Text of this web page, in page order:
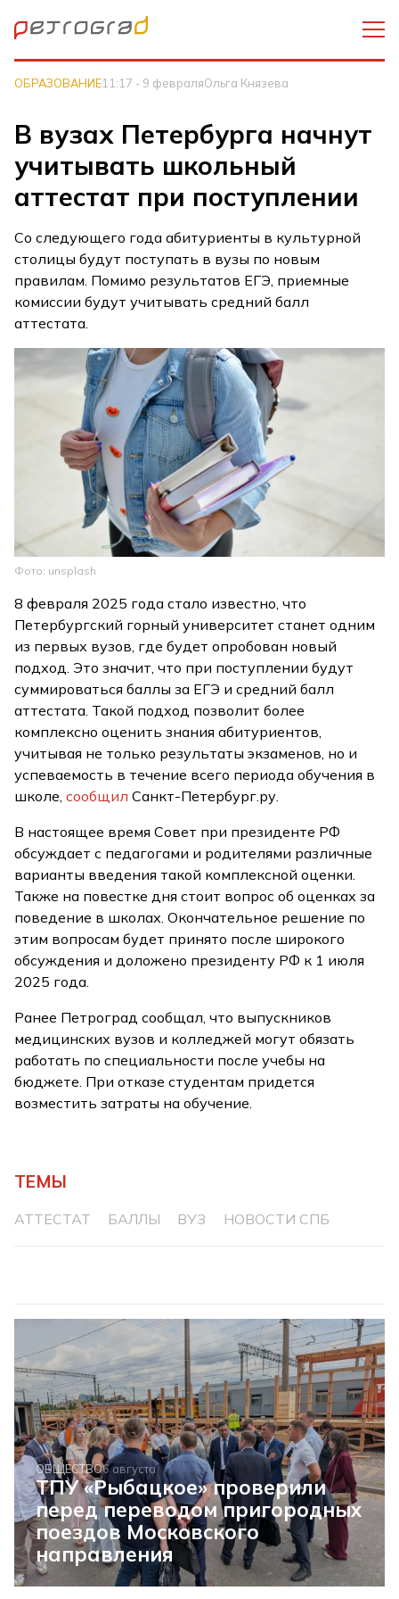
ОБРАЗОВАНИЕ11:17 - 9 февраляОльга Князева
В вузах Петербурга начнут
учитывать школьный
аттестат при поступлении
Со следующего года абитуриенты в культурной
столицы будут поступать в вузы по новым
правилам. Помимо результатов ЕГЭ, приемные
комиссии будут учитывать средний балл
аттестата.
Фото: unsplash
8 февраля 2025 года стало известно, что
Петербургский горный университет станет одним
из первых вузов, где будет опробован новый
подход. Это значит, что при поступлении будут
суммироваться баллы за ЕГЭ и средний балл
аттестата. Такой подход позволит более
комплексно оценить знания абитуриентов,
учитывая не только результаты экзаменов, но и
успеваемость в течение всего периода обучения в
школе,сообщилСанкт-Петербург.ру.
В настоящее время Совет при президенте РФ
обсуждает с педагогами и родителями различные
варианты введения такой комплексной оценки.
Также на повестке дня стоит вопрос об оценках за
поведение в школах. Окончательное решение по
этим вопросам будет принято после широкого
обсуждения и доложено президенту РФ к 1 июля
2025 года.
Ранее Петроград сообщал, что выпускников
медицинских вузов и колледжей могут обязать
работать по специальности после учебы на
бюджете. При отказе студентам придется
возместить затраты на обучение.
ТЕМЫ
АТТЕСТАТ БАЛЛЫ ВУЗ НОВОСТИ СПБ
ОБЩЕСТВО6 августа
ТПУ «Рыбацкое» проверили
перед переводом пригородных
поездов Московского
направления